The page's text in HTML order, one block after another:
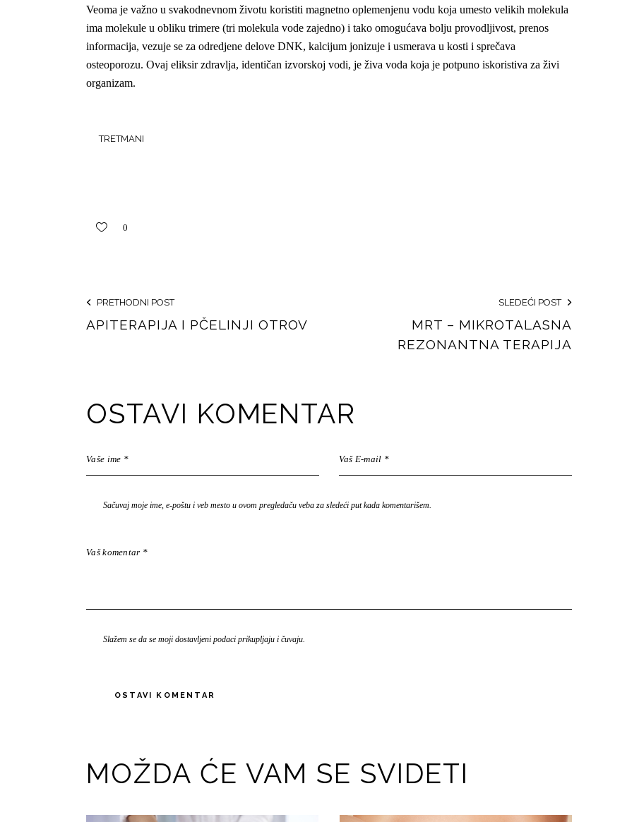
Veoma je važno u svakodnevnom životu koristiti magnetno oplemenjenu vodu koja umesto velikih molekula
ima molekule u obliku trimere (tri molekula vode zajedno) i tako omogućava bolju provodljivost, prenos
informacija, vezuje se za odredjene delove DNK, kalcijum jonizuje i usmerava u kosti i sprečava
osteoporozu. Ovaj eliksir zdravlja, identičan izvorskoj vodi, je živa voda koja je potpuno iskoristiva za živi
organizam.
TRETMANI
0
PRETHODNI POST
APITERAPIJA I PČELINJI OTROV
SLEDEĆI POST
MRT – MIKROTALASNA
REZONANTNA TERAPIJA
OSTAVI KOMENTAR
Sačuvaj moje ime, e-poštu i veb mesto u ovom pregledaču veba za sledeći put kada komentarišem.
Slažem se da se moji dostavljeni podaci prikupljaju i čuvaju.
MOŽDA ĆE VAM SE SVIDETI